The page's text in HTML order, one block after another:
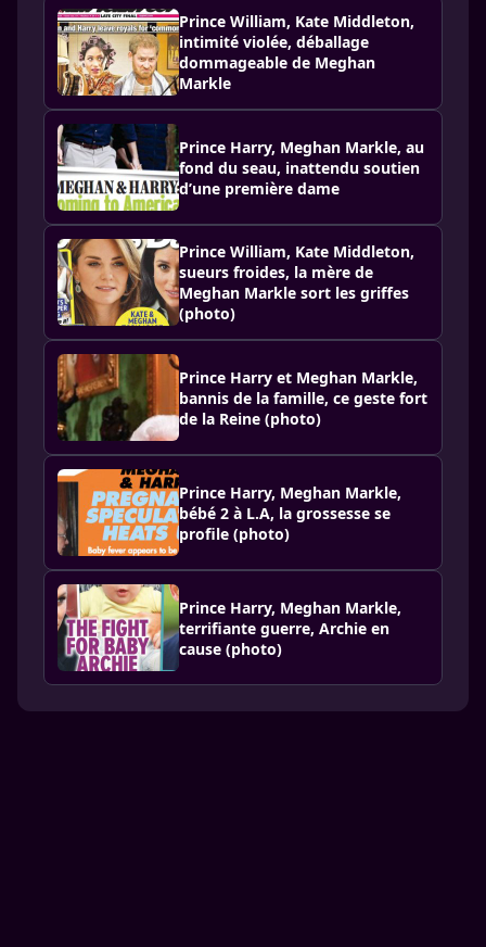
Prince William, Kate Middleton,
intimité violée, déballage
dommageable de Meghan
Markle
Prince Harry, Meghan Markle, au
fond du seau, inattendu soutien
d’une première dame
Prince William, Kate Middleton,
sueurs froides, la mère de
Meghan Markle sort les griffes
(photo)
Prince Harry et Meghan Markle,
bannis de la famille, ce geste fort
de la Reine (photo)
Prince Harry, Meghan Markle,
bébé 2 à L.A, la grossesse se
profile (photo)
Prince Harry, Meghan Markle,
terrifiante guerre, Archie en
cause (photo)